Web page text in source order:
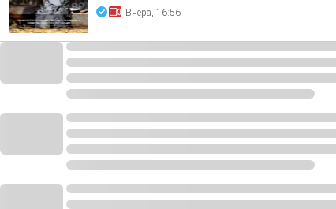
Вчера, 16:56